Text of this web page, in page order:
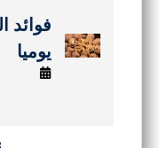
وصفات
خلال 15 دقیقه:
كيفية
دليل
المجففة
فوائد
الجمال:
یومیا
وصفات
خلال 15 دقیقه:
كيفية
دليل
المجففة